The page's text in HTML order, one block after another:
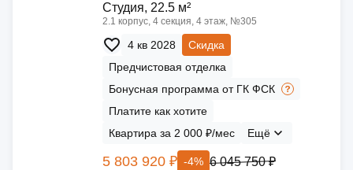
Cтудия, 22.5 м²
2.1 корпус, 4 секция, 4 этаж, №305
4 кв 2028
Скидка
Предчистовая отделка
Бонусная программа от ГК ФСК
Платите как хотите
Квартира за 2 000 ₽/мес
Ещё
5 803 920 ₽ -4% 6 045 750 ₽